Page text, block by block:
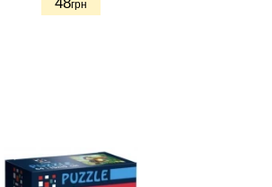
грн